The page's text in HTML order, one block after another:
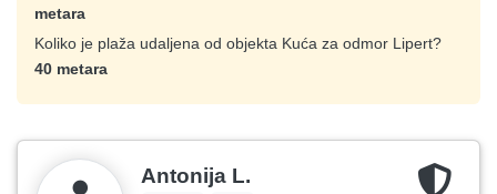
metara
Koliko je plaža udaljena od objekta Kuća za odmor Lipert?
40 metara
Antonija L.